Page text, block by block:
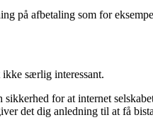
på afbetaling som for
særlig interessant.
for at internet
det dig anledning til at få